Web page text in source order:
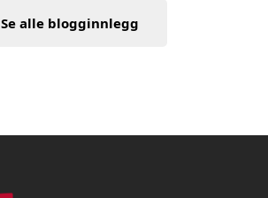
Se alle blogginnlegg